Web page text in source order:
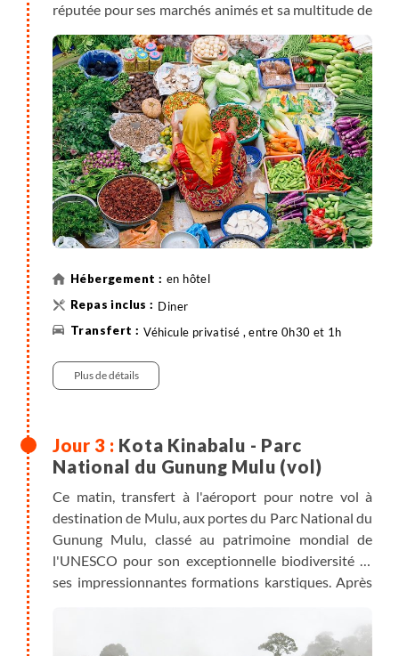
réputée pour ses marchés animés et sa multitude de
restaurants.
en hôtel
Diner
Véhicule privatisé , entre 0h30 et 1h
Plus de détails
Kota Kinabalu - Parc
National du Gunung Mulu (vol)
Ce matin, transfert à l'aéroport pour notre vol à
destination de Mulu, aux portes du Parc National du
Gunung Mulu, classé au patrimoine mondial de
l'UNESCO pour son exceptionnelle biodiversité et
ses impressionnantes formations karstiques. Après
Bornéo pour découvrir les grottes de Lang et Deer.
Nous pourrons sans doute assister au spectacle